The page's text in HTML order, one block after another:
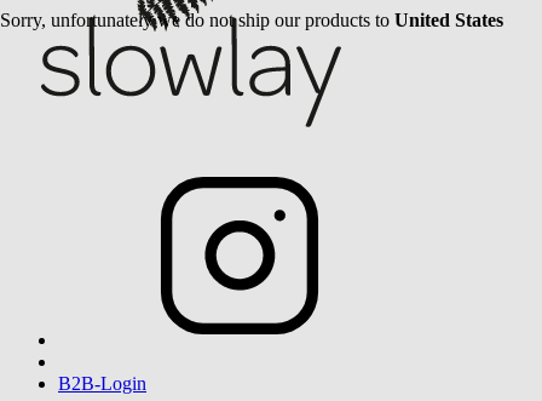
Sorry, unfortunately we do not ship our products to United States
B2B-Login